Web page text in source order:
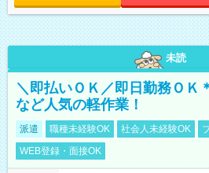
未読
＼即払いＯＫ／即日勤務ＯＫ
など人気の軽作業！
派遣 職種未経験OK 社会人未経験OK
WEB登録・面接OK